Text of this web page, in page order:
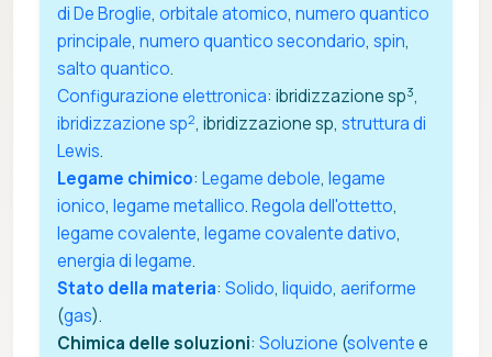
di De Broglie, orbitale atomico, numero quantico
principale, numero quantico secondario, spin,
salto quantico.
Configurazione elettronica: ibridizzazione sp3,
ibridizzazione sp2, ibridizzazione sp, struttura di
Lewis.
Legame chimico: Legame debole, legame
ionico, legame metallico.Regola dell'ottetto,
legame covalente, legame covalente dativo,
energia di legame.
Stato della materia: Solido, liquido, aeriforme
(gas).
Chimica delle soluzioni: Soluzione (solventee